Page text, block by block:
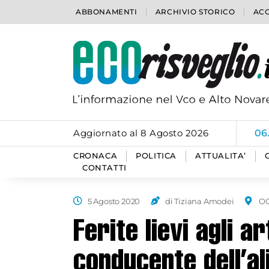
ABBONAMENTI ARCHIVIO STORICO
Aggiornato al 8 Agosto 2026
CRONACA POLITICA ATTUALITA’
CONTATTI
5 Agosto 2020 di Tiziana Amodei
Ferite lievi agli